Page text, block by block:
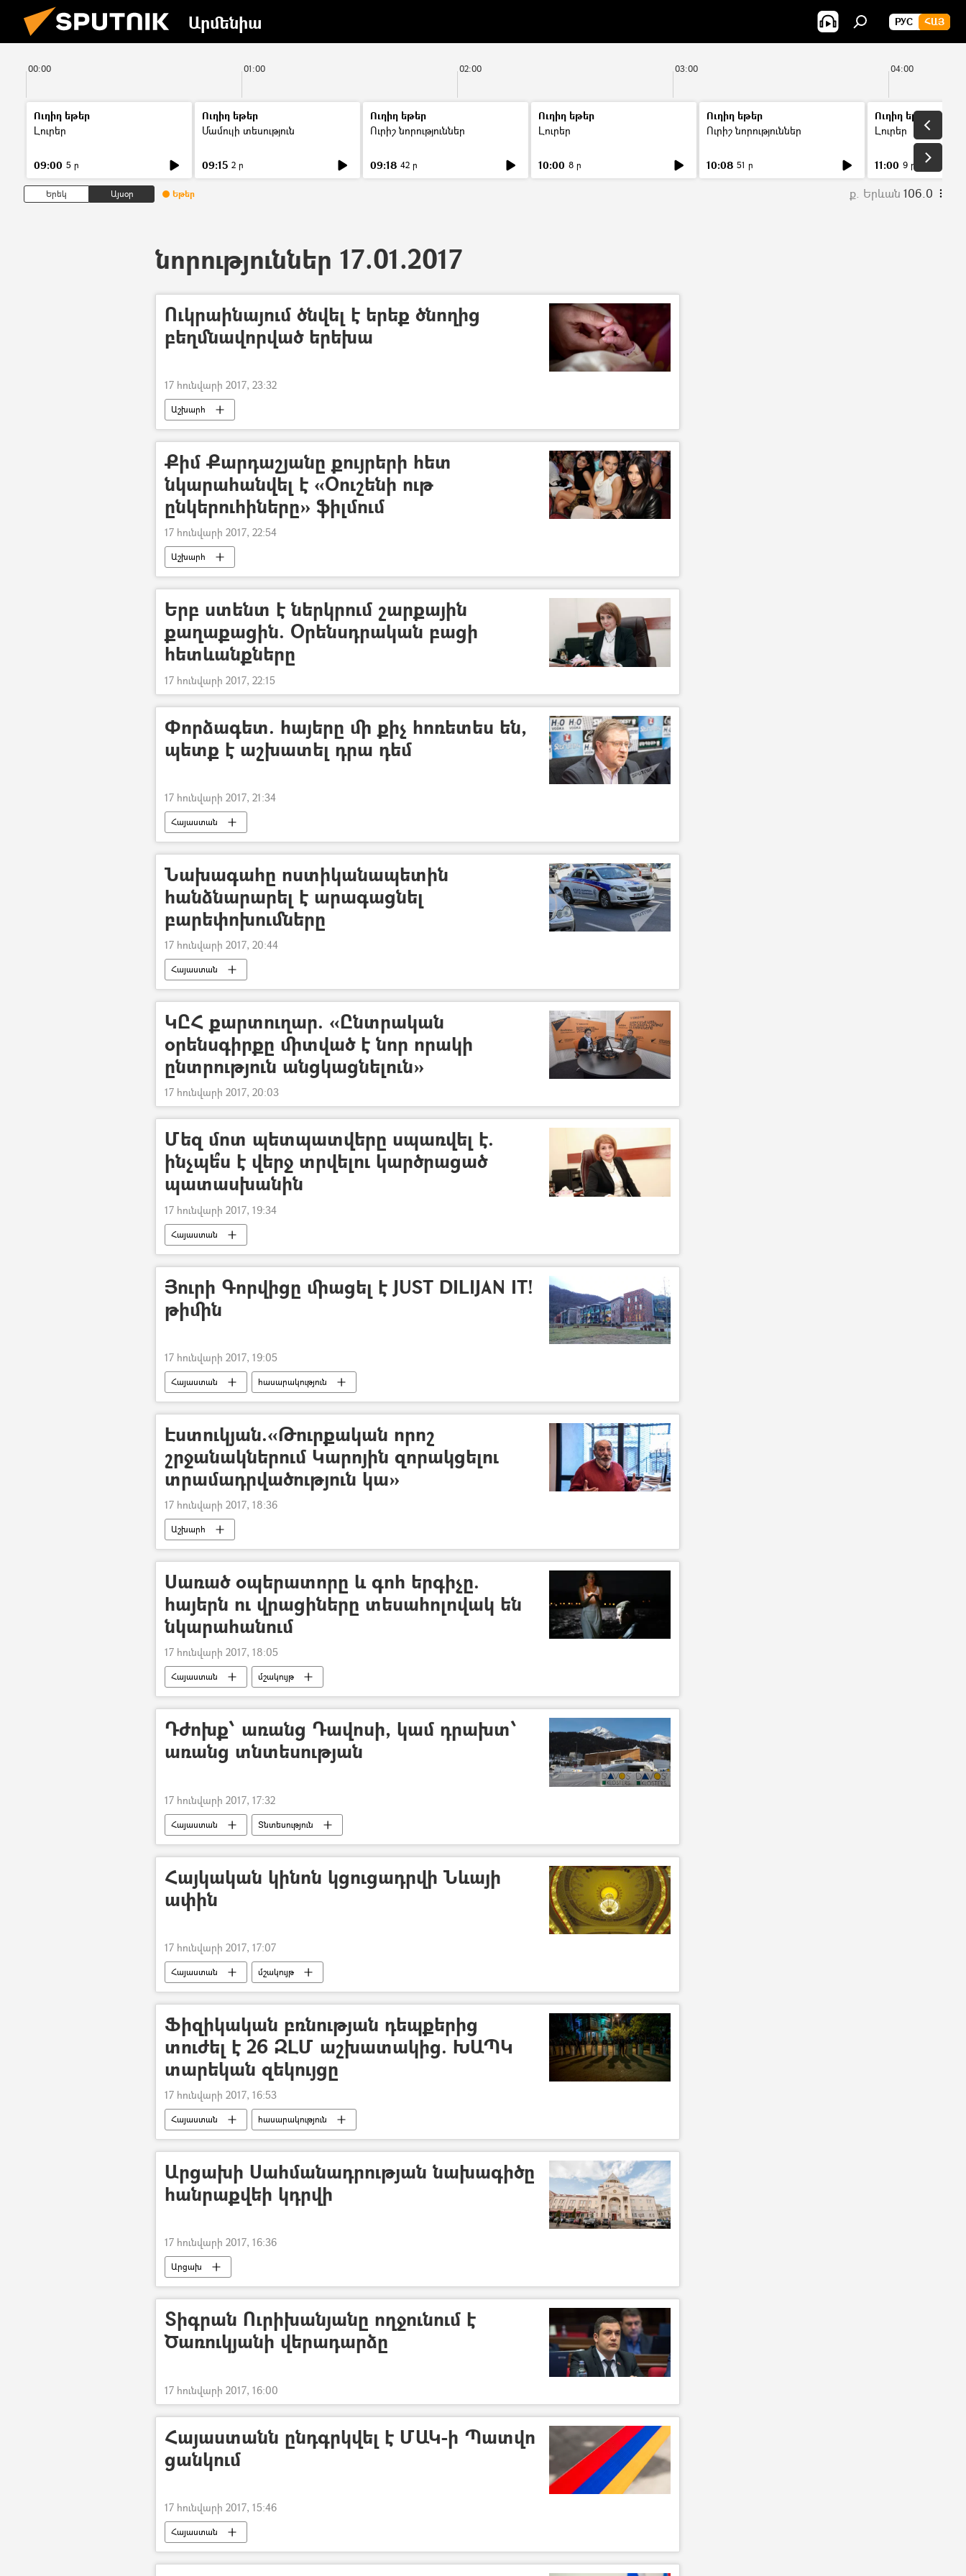
Արմենիա РУС ՀԱՅ
00:00 01:00 02:00 03:00 04:00
Ուղիղ եթեր
Լուրեր
09:00 5 ր
Ուղիղ եթեր
Մամուլի տեսություն
09:15 2 ր
Ուղիղ եթեր
Ուրիշ նորություններ
09:18 42 ր
Ուղիղ եթեր
Լուրեր
10:00 8 ր
Ուղիղ եթեր
Ուրիշ նորություններ
10:08 51 ր
Ուղիղ եթեր
Լուրեր
11:00 9 ր
Երեկ Այսօր Եթեր ք. Երևան 106.0
նորություններ 17.01.2017
Ուկրաինայում ծնվել է երեք ծնողից
բեղմնավորված երեխա
17 հունվարի 2017, 23:32
Աշխարհ
Քիմ Քարդաշյանը քույրերի հետ
նկարահանվել է «Օուշենի ութ
ընկերուհիները» ֆիլմում
17 հունվարի 2017, 22:54
Աշխարհ
Երբ ստենտ է ներկրում շարքային
քաղաքացին. Օրենսդրական բացի
հետևանքները
17 հունվարի 2017, 22:15
Փորձագետ. հայերը մի քիչ հոռետես են,
պետք է աշխատել դրա դեմ
17 հունվարի 2017, 21:34
Հայաստան
Նախագահը ոստիկանապետին
հանձնարարել է արագացնել
բարեփոխումները
17 հունվարի 2017, 20:44
Հայաստան
ԿԸՀ քարտուղար. «Ընտրական
օրենսգիրքը միտված է նոր որակի
ընտրություն անցկացնելուն»
17 հունվարի 2017, 20:03
Մեզ մոտ պետպատվերը սպառվել է.
ինչպե՞ս է վերջ տրվելու կարծրացած
պատասխանին
17 հունվարի 2017, 19:34
Հայաստան
Յուրի Գորվիցը միացել է JUST DILIJAN IT!
թիմին
17 հունվարի 2017, 19:05
Հայաստան հասարակություն
Էստուկյան.«Թուրքական որոշ
շրջանակներում Կարոյին զորակցելու
տրամադրվածություն կա»
17 հունվարի 2017, 18:36
Աշխարհ
Սառած օպերատորը և գոհ երգիչը.
հայերն ու վրացիները տեսահոլովակ են
նկարահանում
17 հունվարի 2017, 18:05
Հայաստան մշակույթ
Դժոխք՝ առանց Դավոսի, կամ դրախտ՝
առանց տնտեսության
17 հունվարի 2017, 17:32
Հայաստան Տնտեսություն
Հայկական կինոն կցուցադրվի Նևայի
ափին
17 հունվարի 2017, 17:07
Հայաստան մշակույթ
Ֆիզիկական բռնության դեպքերից
տուժել է 26 ԶԼՄ աշխատակից. ԽԱՊԿ
տարեկան զեկույցը
17 հունվարի 2017, 16:53
Հայաստան հասարակություն
Արցախի Սահմանադրության նախագիծը
հանրաքվեի կդրվի
17 հունվարի 2017, 16:36
Արցախ
Տիգրան Ուրիխանյանը ողջունում է
Ծառուկյանի վերադարձը
17 հունվարի 2017, 16:00
Հայաստանն ընդգրկվել է ՄԱԿ-ի Պատվո
ցանկում
17 հունվարի 2017, 15:46
Հայաստան